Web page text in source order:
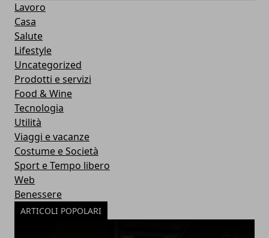
Lavoro
Casa
Salute
Lifestyle
Uncategorized
Prodotti e servizi
Food & Wine
Tecnologia
Utilità
Viaggi e vacanze
Costume e Società
Sport e Tempo libero
Web
Benessere
ARTICOLI POPOLARI